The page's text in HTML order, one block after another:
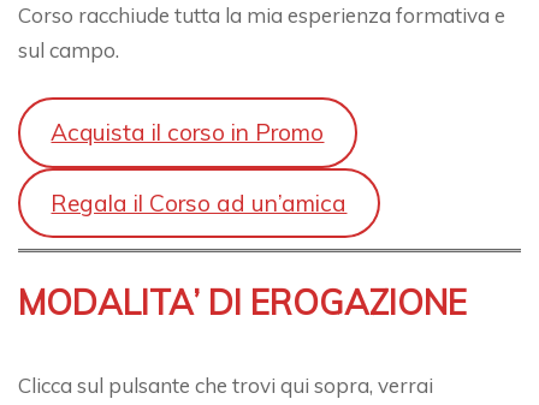
Corso racchiude tutta la mia esperienza formativa e
sul campo.
Acquista il corso in Promo
Regala il Corso ad un’amica
MODALITA’ DI EROGAZIONE
Clicca sul pulsante che trovi qui sopra, verrai